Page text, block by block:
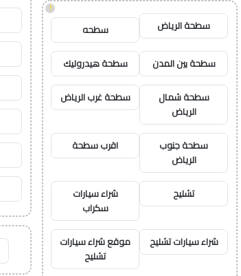
!
سطحة الرياض سطحه
سطحة بين المدن سطحة هيدروليك
سطحة شمال
الرياض
سطحة غرب الرياض
سطحة جنوب
الرياض
اقرب سطحة
تشليح
شراء سيارات
سكراب
شراء سيارات تشليح
موقع شراء سيارات
تشليح